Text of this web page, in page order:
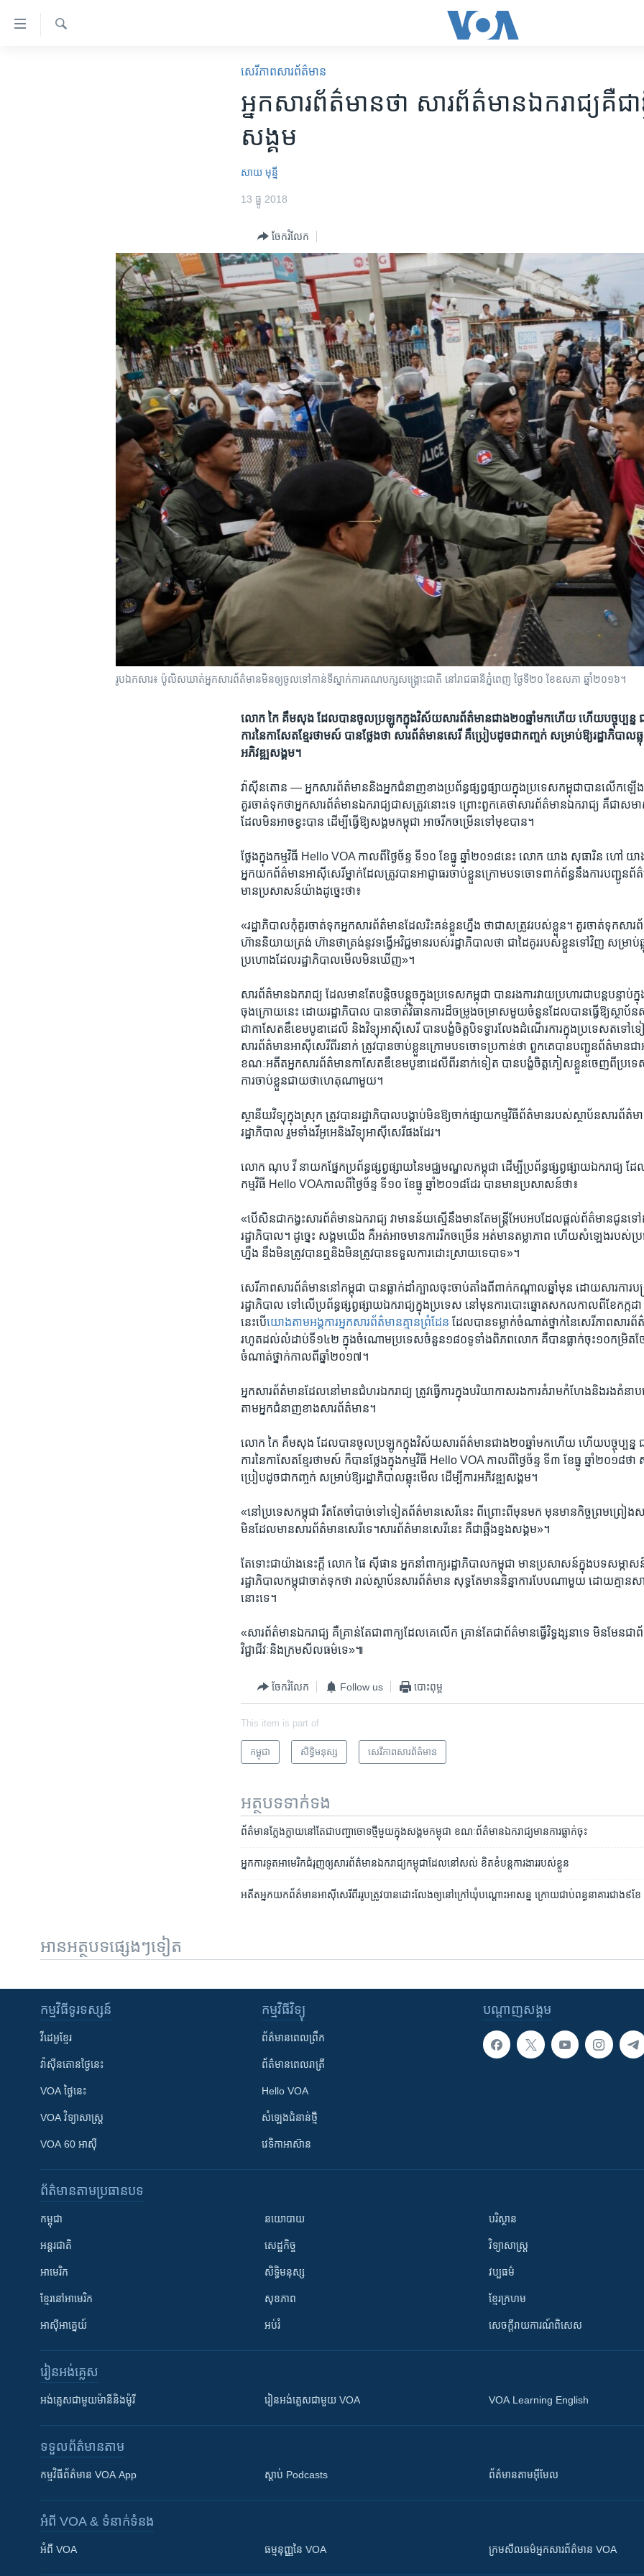
ទៅ​
សេរីភាពសារព័ត៌មាន
អ្នក​សារព័ត៌មាន​ថា សារព័ត៌មាន​ឯករាជ្យ​គឺ​ជា​
សង្គម
សាយ មុន្នី
13 ធ្នូ 2018
ចែករំលែក
រូបឯកសារ៖ ប៉ូលិស​ឃាត់អ្នកសារព័ត៌មានមិនឲ្យចូលទៅកាន់ទីស្នាក់ការគណបក្សសង្គ្រោះជាតិ នៅរាជធានីភ្នំពេញ ថ្ងៃទី២០ ខែឧសភា ឆ្នាំ២០១៦។
លោក កៃ គឹមសុង ​ដែល​បាន​ចូល​ប្រឡូក​ក្នុង​វិស័យ​សារព័ត៌មាន​ជាង​២០ឆ្នាំ​មក​ហើយ​ ហើយ​បច្ចុប្បន្ន ជា​
ការ​នៃ​កាសែត​ខ្មែរ​ថាមស៍​ ​បានថ្លែងថា សារព័ត៌មាន​សេរី គឺ​ប្រៀប​ដូច​ជា​កញ្ចក់​ សម្រាប់​ឱ្យ​រដ្ឋាភិបាល​ឆ្
អភិវឌ្ឍ​សង្គម។
វ៉ាស៊ីនតោន —អ្នក​សារព័ត៌មាន​និង​អ្នក​ជំនាញ​ខាង​ប្រព័ន្ធ​ផ្សព្វផ្សាយ​ក្នុង​ប្រទេស​កម្ពុជា​បាន​លើកឡើ
គួរ​ចាត់​ទុកថា​អ្នក​សារព័ត៌មាន​ឯករាជ្យ​ជា​សត្រូវ​នោះ​ទេ​ ព្រោះ​ពួកគេ​ថា​សារព័ត៌មាន​ឯករាជ្យ​ គឺ​ជា​ស
ដែល​មិន​អាច​ខ្វះ​បាន ដើម្បី​ធ្វើ​ឱ្យ​សង្គម​កម្ពុជា អាច​រីក​ចម្រើន​ទៅ​មុខ​បាន។
ថ្លែង​ក្នុង​កម្មវិធី Hello VOA កាល​ពី​ថ្ងៃ​ច័ន្ទ​ ទី​១០​ ខែ​ធ្នូ​ ឆ្នាំ​២០១៨​នេះ​ លោក យាង សុធារិន ហៅ យា
អ្នក​យក​ព័ត៌មាន​អាស៊ី​សេរី​ម្នាក់​ដែល​ត្រូវ​បាន​អាជ្ញាធរចាប់ខ្លួន​ក្រោម​បទ​ចោទ​ពាក់ព័ន្ធ​នឹង​ការ​បញ្ជូន​ព័ត៌
មាន​ប្រសាសន៍​យ៉ាង​ដូច្នេះ​ថា៖
«‍រដ្ឋាភិបាល​កុំ​គួរ​ចាត់​ទុក​អ្នក​សារព័ត៌មាន​ដែល​រិះគន់​ខ្លួន​ហ្នឹង ថា​ជា​សត្រូវ​របស់​ខ្លួន។ គួរ​ចាត់​ទុក​សារ
ហ៊ាន​និយាយ​ត្រង់ ហ៊ាន​ថា​ត្រង់​នូវ​ទង្វើ​អវិជ្ជមាន​របស់​រដ្ឋាភិបាល​ថា ​ជា​ដៃ​គូរ​របស់​ខ្លួន​ទៅ​វិញ សម្រាប់​ឆ្
ប្រហោង​ដែល​រដ្ឋាភិបាល​មើល​មិន​ឃើញ»។
សារព័ត៌មាន​ឯករាជ្យ ដែល​មាន​តែ​បន្តិចបន្តួច​ក្នុង​ប្រទេស​កម្ពុជា បាន​រង​ការ​វាយប្រហារ​ជា​បន្តបន្ទាប់​
ចុងក្រោយ​នេះ ដោយ​រដ្ឋាភិបាល បាន​ចាត់វិធានការ​ដ៏​ចម្រូងចម្រាស​មួយ​ចំនួន​ដែល​បាន​ធ្វើ​ឱ្យ​ស្ថាប័ន​ស
ជា​កាសែត​ឌឹខេមបូឌាដេលី និង​វិទ្យុ​អាស៊ី​សេរី បាន​បង្ខំ​ចិត្ត​បិទ​ទ្វារ​លែង​ដំណើរ​ការ​ក្នុង​ប្រទេស​តទៅ
សារព័ត៌មាន​អាស៊ី​សេរី​ពីរ​នាក់​ ត្រូវ​បាន​ចាប់ខ្លួន​ក្រោម​បទចោទប្រកាន់​ថា​ ពួកគេ​បាន​បញ្ជូន​ព័ត៌មាន​ជា
ខណៈ​អតីត​អ្នក​សារព័ត៌មានកាសែត​ឌឹខេមបូឌាដេលី​ពីរ​នាក់​ទៀត​ បាន​បង្ខំ​ចិត្ត​ភៀសខ្លួន​ចេញ​ពី​ប្រទេស​
ការ​ចាប់​ខ្លួន​ជាយថាហេតុ​ណាមួយ។
ស្ថានីយ​វិទ្យុ​ក្នុង​ស្រុក ត្រូវ​បាន​រដ្ឋាភិបាល​បង្គាប់​មិន​ឱ្យ​ចាក់​ផ្សាយ​កម្មវិធី​ព័ត៌មាន​របស់​ស្ថាប័ន​សារព័ត៌
រដ្ឋាភិបាល រួម​ទាំង​វីអូអេ​និង​វិទ្យុ​អាស៊ី​សេរី​ផង​ដែរ។
លោក ណុប វី នាយក​ផ្នែក​ប្រព័ន្ធ​ផ្សព្វផ្សាយ​នៃ​មជ្ឈមណ្ឌល​កម្ពុជា ដើម្បី​ប្រព័ន្ធ​ផ្សព្វផ្សាយ​ឯករាជ្យ ដែល​ជ
កម្មវិធី​ Hello VOAកាល​ពី​ថ្ងៃ​ច័ន្ទ ​ទី​១០​ ខែ​ធ្នូ​ ឆ្នាំ​២០១៨​ដែរ​ បាន​មាន​ប្រសាសន៍ថា៖
«‍បើ​សិន​ជា​កង្វះ​សារព័ត៌មាន​ឯករាជ្យ វា​មាន​ន័យ​ស្មើ​នឹង​មាន​តែ​មន្ត្រី​អែបអប​ដែល​ផ្ដល់​ព័ត៌មាន​ជូន​
រដ្ឋាភិបាល។ ដូច្នេះ សង្គម​យើង គឺ​អត់​អាច​មាន​ការ​រីកចម្រើន អត់​មាន​តម្លាភាព​ ហើយ​សំឡេង​របស់​ប្រ
ហ្នឹង នឹង​មិន​ត្រូវ​បាន​ឮ​និង​មិន​ត្រូវ​បាន​ទទួល​ការ​ដោះស្រាយ​ទេ​បាទ»។
សេរីភាព​សារព័ត៌មាន​នៅ​កម្ពុជា បាន​ធ្លាក់​ដាំ​ក្បាល​ចុះ​ចាប់​តាំង​ពី​ពាក់​កណ្ដាល​ឆ្នាំ​មុន ដោយសារ​ការ​បង្
រដ្ឋាភិបាល ទៅលើ​ប្រព័ន្ធ​ផ្សព្វផ្សាយ​ឯករាជ្យ​ក្នុង​ប្រទេស​ នៅ​មុន​ការ​បោះឆ្នោត​សកល​កាល​ពី​ខែ​កក្កដា
នេះ​បើ​យោង​តាម​អង្គការ​អ្នក​សារព័ត៌មាន​គ្មាន​ព្រំដែន ដែល​បាន​ទម្លាក់​ចំណាត់​ថ្នាក់​នៃ​សេរីភាព​សារព័
រហូត​ដល់លំដាប់​ទី​១៤២ ក្នុង​ចំណោម​ប្រទេស​ចំនួន​១៨០ទូទាំង​ពិភពលោក គឺ​បាន​ធ្លាក់​ចុះ​១០​កម្រិតថ
ចំណាត់​ថ្នាក់​កាល​ពី​ឆ្នាំ​២០១៧។
អ្នកសារព័ត៌មាន​ដែល​នៅ​មាន​ជំហរ​ឯករាជ្យ​ ត្រូវ​ធ្វើ​ការ​ក្នុង​បរិយាកាស​រង​ការ​គំរាមកំហែង​និង​រង​គំនាប​ផ្
តាម​អ្នក​ជំនាញ​ខាង​សារព័ត៌មាន។
លោក កៃ គឹមសុង ​ដែល​បាន​ចូល​ប្រឡូក​ក្នុង​វិស័យ​សារព័ត៌មាន​ជាង​២០ឆ្នាំ​មក​ហើយ​ ហើយ​បច្ចុប្បន្ន ជា​
ការ​នៃ​កាសែត​ខ្មែរ​ថាមស៍​ ក៏​បាន​ថ្លែង​ក្នុង​កម្មវិធី Hello VOA កាល​ពី​ថ្ងៃ​ច័ន្ទ​ ទី៣​ ខែ​ធ្នូ​ ឆ្នាំ​២០១៨​ថ
ប្រៀប​ដូច​ជា​កញ្ចក់​ សម្រាប់​ឱ្យ​រដ្ឋាភិបាល​ឆ្លុះ​មើល​ ដើម្បី​ការ​អភិវឌ្ឍ​សង្គម។
«‍នៅ​ប្រទេស​កម្ពុជា រឹត​តែ​ចាំបាច់​ទៅ​ទៀត​ព័ត៌មាន​សេរី​នេះ ពីព្រោះ​ពី​មុន​មក មុន​មាន​កិច្ចព្រមព្រៀង​
មិន​ដែល​មាន​សារព័ត៌មាន​សេរី​ទេ។សារ​ព័ត៌មាន​សេរី​នេះ គឺ​ជា​ឆ្អឹង​ខ្នង​សង្គម»។
តែ​ទោះជា​យ៉ាង​នេះ​ក្តី លោក ផៃ ស៊ីផាន អ្នក​នាំ​ពាក្យ​រដ្ឋាភិបាល​កម្ពុជា មាន​ប្រសាសន៍​ក្នុង​បទសម្ភា
រដ្ឋាភិបាល​កម្ពុជា​ចាត់​ទុក​ថា រាល់​ស្ថាប័ន​សារព័ត៌មាន សុទ្ធតែ​មាន​និន្នាការ​បែប​ណា​មួយ ដោយ​គ្មាន​ស
នោះ​ទេ។
«‍សារ​ព័ត៌មាន​ឯករាជ្យ ​គឺ​គ្រាន់តែ​ជា​ពាក្យ​ដែល​គេ​លើក គ្រាន់តែ​ជា​ព័ត៌មាន​ធ្វើ​វិទ្ធង្សនា​ទេ មិន​មែន​
វិជ្ជាជីវៈ​និង​ក្រម​សីលធម៌​ទេ»៕
ចែករំលែក Follow us បោះពុម្ព
This item is part of
កម្ពុជា សិទ្ធិ​មនុស្ស សេរីភាពសារព័ត៌មាន
អត្ថបទ​ទាក់ទង
ព័ត៌មាន​ក្លែងក្លាយ​នៅ​តែ​ជា​បញ្ហា​ចោទ​ថ្មី​មួយ​ក្នុង​សង្គម​កម្ពុជា ខណៈ​ព័ត៌មាន​ឯករាជ្យ​មាន​ការ​ធ្លាក់​ចុះ
អ្នក​ការទូត​អាមេរិក​ជំរុញ​ឲ្យ​សារព័ត៌មាន​ឯករាជ្យ​កម្ពុជា​​ដែល​នៅ​សល់​ ខិតខំ​បន្ត​ការងារ​របស់​ខ្លួន
អតីត​អ្នក​យក​ព័ត៌មាន​អាស៊ី​សេរី​ពីរ​រូប​ត្រូវ​បាន​ដោះលែង​ឲ្យ​នៅ​ក្រៅ​ឃុំ​បណ្តោះ​អាសន្ន ក្រោយ​ជាប់​ពន្ធនាគារ​ជាង​៩ខែ
អានអត្ថបទផ្សេងៗទៀត
បណ្តាញ​សង្គម
កម្មវិធី​ទូរទស្សន៍
វីដេអូ​ខ្មែរ
វ៉ាស៊ីនតោន​ថ្ងៃ​នេះ
VOA ថ្ងៃនេះ
VOA ​វិទ្យាសាស្ត្រ
VOA 60 អាស៊ី
កម្មវិធី​វិទ្យុ
ព័ត៌មាន​ពេល​ព្រឹក
ព័ត៌មាន​​ពេល​រាត្រី
Hello VOA
សំឡេង​ជំនាន់​ថ្មី
វេទិកា​អាស៊ាន
ព័ត៌មាន​តាមប្រធានបទ​
កម្ពុជា
អន្តរជាតិ
អាមេរិក
ខ្មែរ​នៅអាមេរិក
អាស៊ីអាគ្នេយ៍
នយោបាយ
សេដ្ឋកិច្ច
សិទ្ធិមនុស្ស
សុខភាព
អប់រំ
បរិស្ថាន
វិទ្យាសាស្រ្ត
វប្បធម៌
ខ្មែរក្រហម
សេចក្តីរាយការណ៍ពិសេស
រៀន​​អង់គ្លេស
អង់គ្លេស​ជាមួយ​ម៉ានី​និង​ម៉ូរី រៀន​​​​​​អង់គ្លេស​​ជាមួយ VOA VOA Learning English
ទទួល​ព័ត៌មាន​តាម
កម្មវិធី​ព័ត៌មាន VOA App ស្តាប់ Podcasts ព័ត៌មាន​តាម​អ៊ីមែល
អំពី​ VOA & ទំនាក់ទំនង
អំពី​ VOA ធម្មនុញ្ញ​នៃ VOA ក្រម​​​សីលធម៌​​​អ្នក​​​សារព័ត៌មាន VOA